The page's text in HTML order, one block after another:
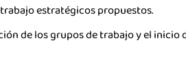
Agenda
Contacto
estratégicos propuestos.
de los grupos de trabajo y el inicio